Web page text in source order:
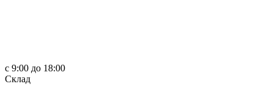
c 9:00 до 18:00
Склад